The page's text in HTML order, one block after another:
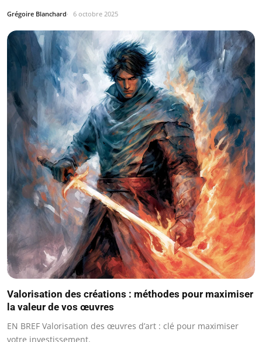
Grégoire Blanchard 6 octobre 2025
Valorisation des créations : méthodes pour maximiser
la valeur de vos œuvres
EN BREF Valorisation des œuvres d’art : clé pour maximiser
votre investissement.